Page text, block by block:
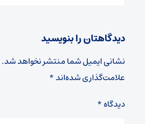
دیدگاهتان را بنویسید
نشانی ایمیل شما منتشر نخواهد شد.
علامت‌گذاری شده‌اند*
دیدگاه*